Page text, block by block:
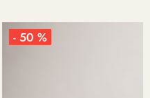
- 50 %